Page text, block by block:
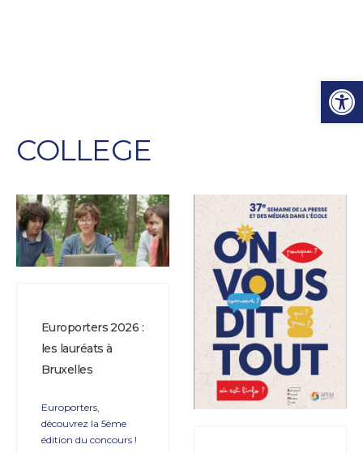
Ouvrir
COLLEGE
Europorters 2026 :
les lauréats à
Bruxelles
Europorters,
découvrez la 5ème
édition du concours !